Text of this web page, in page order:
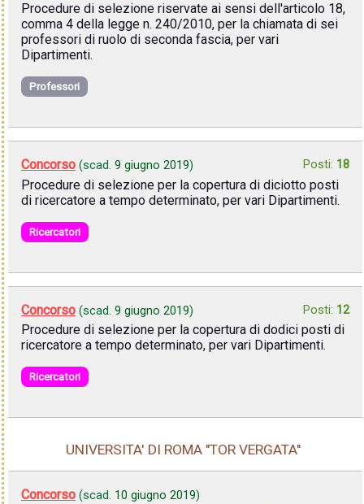
Procedure di selezione riservate ai sensi dell'articolo 18,
comma 4 della legge n. 240/2010, per la chiamata di sei
professori di ruolo di seconda fascia, per vari
Dipartimenti.
Professori
Concorso (scad. 9 giugno 2019) Posti: 18
Procedure di selezione per la copertura di diciotto posti
di ricercatore a tempo determinato, per vari Dipartimenti.
Ricercatori
Concorso (scad. 9 giugno 2019) Posti: 12
Procedure di selezione per la copertura di dodici posti di
ricercatore a tempo determinato, per vari Dipartimenti.
Ricercatori
UNIVERSITA' DI ROMA "TOR VERGATA"
Concorso (scad. 10 giugno 2019)